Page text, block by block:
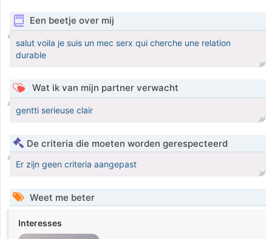
Een beetje over mij
salut voila je suis un mec serx qui cherche une relation
durable
Wat ik van mijn partner verwacht
gentti serieuse clair
De criteria die moeten worden gerespecteerd
Er zijn geen criteria aangepast
Weet me beter
Interesses